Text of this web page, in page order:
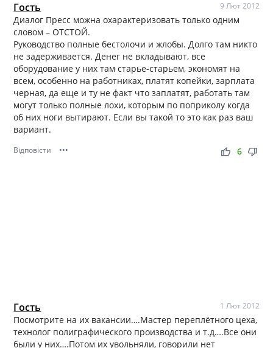
Гость 9 Лют 2012
Диалог Пресс можна охарактеризовать только одним
словом – ОТСТОЙ.
Руководство полные бестолочи и жлобы. Долго там никто
не задерживается. Денег не вкладывают, все
оборудование у них там старье-старьем, экономят на
всем, особенно на работниках, платят копейки, зарплата
черная, да еще и ту не факт что заплатят, работать там
могут только полные лохи, которым по поприколу когда
об них ноги вытирают. Если вы такой то это как раз ваш
вариант.
Відповісти ••• thumb_up thumb_down
6
Гость 1 Лют 2012
Посмотрите на их вакансии….Мастер переплётного цеха,
технолог полиграфического производства и т.д….Все они
были у них….Потом их увольняли, говорили нет